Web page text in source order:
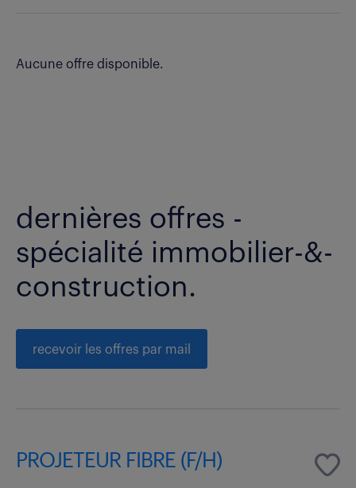
Aucune offre disponible.
dernières offres -
spécialité immobilier-&-
construction.
recevoir les offres par mail
PROJETEUR FIBRE (F/H)